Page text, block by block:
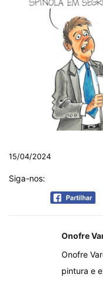
15/04/2024
Siga-nos:
Onofre
Onofre
pintura e